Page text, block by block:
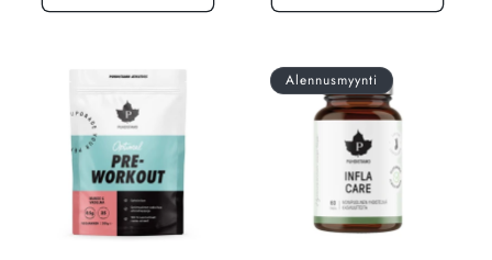
Alennusmyynti